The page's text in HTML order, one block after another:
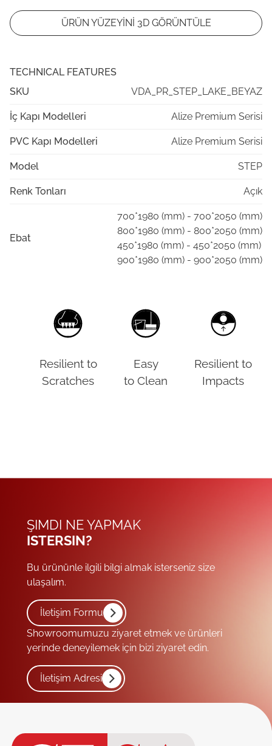
ÜRÜN YÜZEYİNİ 3D GÖRÜNTÜLE
TECHNICAL FEATURES
SKU
VDA_PR_STEP_LAKE_BEYAZ
İç Kapı Modelleri Alize Premium Serisi
PVC Kapı Modelleri Alize Premium Serisi
Model STEP
Renk Tonları Açık
Ebat
700*1980 (mm) - 700*2050 (mm)
800*1980 (mm) - 800*2050 (mm)
450*1980 (mm) - 450*2050 (mm)
900*1980 (mm) - 900*2050 (mm)
Resilient to
Scratches
Easy
to Clean
Resilient to
Impacts
ŞIMDI NE YAPMAK
ISTERSIN?
Bu ürününle ilgili bilgi almak isterseniz size
ulaşalım.
İletişim Formu
Showroomumuzu ziyaret etmek ve ürünleri
yerinde deneyilemek için bizi ziyaret edin.
İletişim Adresi